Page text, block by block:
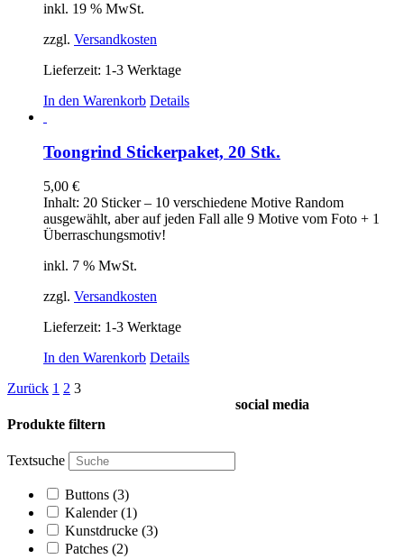
inkl. 19 % MwSt.
zzgl. Versandkosten
Lieferzeit: 1-3 Werktage
In den Warenkorb Details
Toongrind Stickerpaket, 20 Stk.
5,00 €
Inhalt: 20 Sticker – 10 verschiedene Motive Random
ausgewählt, aber auf jeden Fall alle 9 Motive vom Foto + 1
Überraschungsmotiv!
inkl. 7 % MwSt.
zzgl. Versandkosten
Lieferzeit: 1-3 Werktage
In den Warenkorb Details
Zurück 1 2 3
Produkte filtern
Textsuche
Buttons (3)
Kalender(1)
Kunstdrucke (3)
Patches (2)
social media